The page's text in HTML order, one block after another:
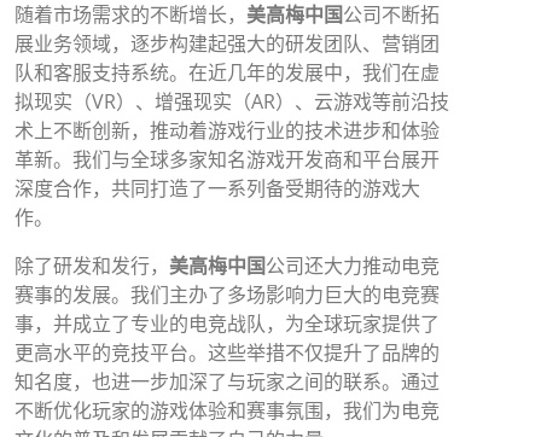
随着市场需求的不断增长， 美高梅中国公司不断拓
展业务领域，逐步构建起强大的研发团队、营销团
队和客服支持系统。在近几年的发展中，我们在虚
拟现实（VR）、增强现实（AR）、云游戏等前沿技
术上不断创新，推动着游戏行业的技术进步和体验
革新。我们与全球多家知名游戏开发商和平台展开
深度合作，共同打造了一系列备受期待的游戏大
作。
除了研发和发行， 美高梅中国公司还大力推动电竞
赛事的发展。我们主办了多场影响力巨大的电竞赛
事，并成立了专业的电竞战队，为全球玩家提供了
更高水平的竞技平台。这些举措不仅提升了品牌的
知名度，也进一步加深了与玩家之间的联系。通过
不断优化玩家的游戏体验和赛事氛围，我们为电竞